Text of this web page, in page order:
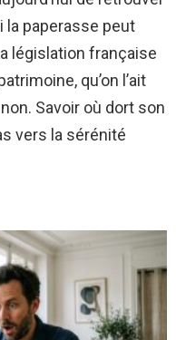
la paperasse peut
législation française
qu’on l’ait
Savoir où dort son
vers la sérénité